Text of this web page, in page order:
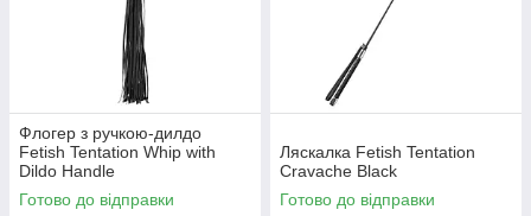
Флогер з ручкою-дилдо
Fetish Tentation Whip with
Dildo Handle
Готово до відправки
Ляскалка Fetish Tentation
Cravache Black
Готово до відправки